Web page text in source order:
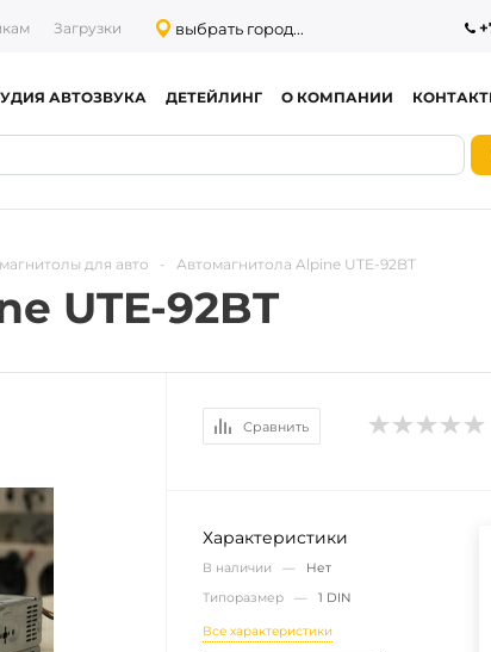
Загрузки выбрать город...
АВТОЗВУКА ДЕТЕЙЛИНГ О КОМПАНИИ
для авто - Автомагнитола Alpine UTE-92BT
UTE-92BT
Сравнить
Характеристики
В наличии — Нет
Типоразмер —1 DIN
Все характеристики